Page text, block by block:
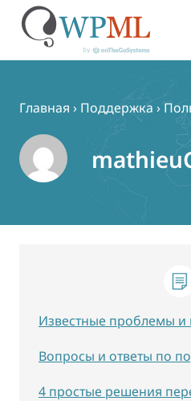
содержимому
Главная › Поддержка ›
Известные проблемы и
Вопросы и ответы по
4 простые решения